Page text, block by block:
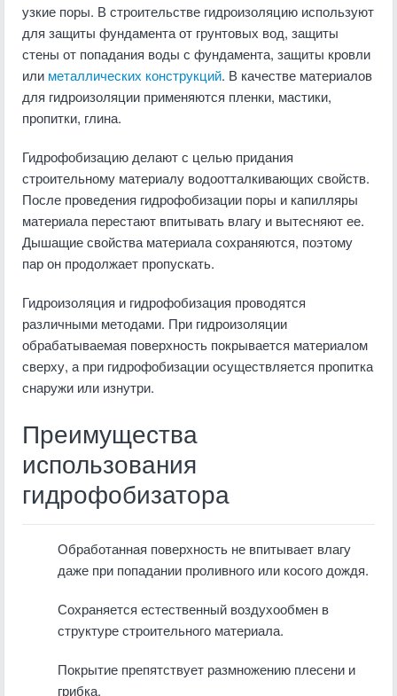
узкие поры. В строительстве гидроизоляцию используют
для защиты фундамента от грунтовых вод, защиты
стены от попадания воды с фундамента, защиты кровли
или металлических конструкций. В качестве материалов
для гидроизоляции применяются пленки, мастики,
пропитки, глина.
Гидрофобизацию делают с целью придания
строительному материалу водоотталкивающих свойств.
После проведения гидрофобизации поры и капилляры
материала перестают впитывать влагу и вытесняют ее.
Дышащие свойства материала сохраняются, поэтому
пар он продолжает пропускать.
Гидроизоляция и гидрофобизация проводятся
различными методами. При гидроизоляции
обрабатываемая поверхность покрывается материалом
сверху, а при гидрофобизации осуществляется пропитка
снаружи или изнутри.
Преимущества
использования
гидрофобизатора
Обработанная поверхность не впитывает влагу
даже при попадании проливного или косого дождя.
Сохраняется естественный воздухообмен в
структуре строительного материала.
Покрытие препятствует размножению плесени и
грибка.